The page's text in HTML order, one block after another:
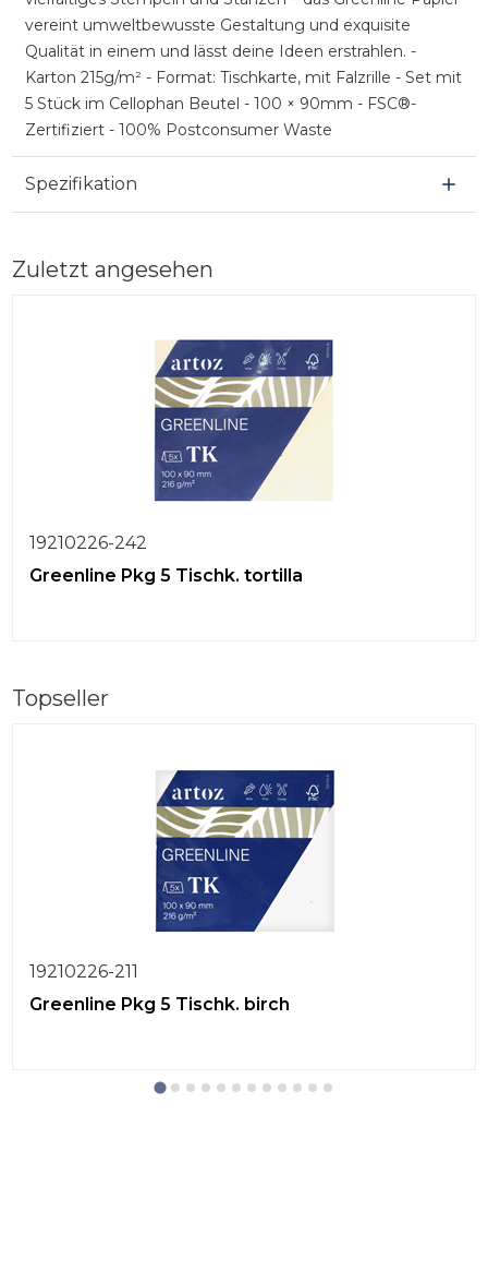
vereint umweltbewusste Gestaltung und exquisite
Qualität in einem und lässt deine Ideen erstrahlen. -
Karton 215g/m² - Format: Tischkarte, mit Falzrille - Set mit
5 Stück im Cellophan Beutel - 100 × 90mm - FSC®-
Zertifiziert - 100% Postconsumer Waste
Spezifikation
Zuletzt angesehen
19210226-242
Greenline Pkg 5 Tischk. tortilla
Topseller
19210226-211
Greenline Pkg 5 Tischk. birch